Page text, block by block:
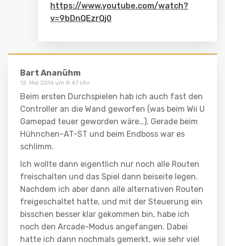
https://www.youtube.com/watch?
v=9bDnQEzrQj0
Bart Ananühm
12. Mai 2016 um 8:47 Uhr
Beim ersten Durchspielen hab ich auch fast den
Controller an die Wand geworfen (was beim Wii U
Gamepad teuer geworden wäre…). Gerade beim
Hühnchen-AT-ST und beim Endboss war es
schlimm.
Ich wollte dann eigentlich nur noch alle Routen
freischalten und das Spiel dann beiseite legen.
Nachdem ich aber dann alle alternativen Routen
freigeschaltet hatte, und mit der Steuerung ein
bisschen besser klar gekommen bin, habe ich
noch den Arcade-Modus angefangen. Dabei
hatte ich dann nochmals gemerkt, wie sehr viel